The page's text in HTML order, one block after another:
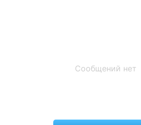
Сообщений нет